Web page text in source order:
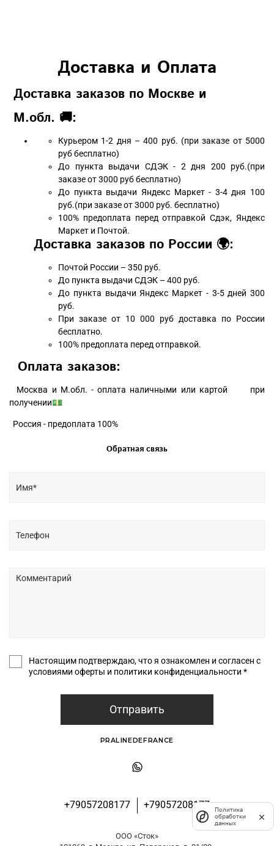
Доставка и Оплата
Доставка заказов по Москве и
М.обл. 🚚:
Курьером 1-2 дня – 400 руб. (при заказе от 5000
руб бесплатно)
До пункта выдачи СДЭК - 2 дня 200 руб.(при
заказе от 3000 руб бесплатно)
До пункта выдачи Яндекс Маркет - 3-4 дня 100
руб.(при заказе от 3000 руб. бесплатно)
100% предоплата перед отправкой Сдэк, Яндекс
Маркет и Почтой.
Доставка заказов по России 🌍:
Почтой России – 350 руб.
До пункта выдачи СДЭК – 400 руб.
До пункта выдачи Яндекс Маркет - 3-5 дней 300
руб.
При заказе от 10 000 руб доставка по России
бесплатно.
100% предоплата перед отправкой.
Оплата заказов:
Москва и М.обл. - оплата наличными или картой при
получении💵
Россия - предоплата 100%
Обратная связь
Настоящим подтверждаю, что я ознакомлен и согласен с
условиями оферты и политики конфиденциальности *
Отправить
+79057208177 +79057208177
PRALINEDEFRANCE
ООО «Сток»
Политика
обработки
данных